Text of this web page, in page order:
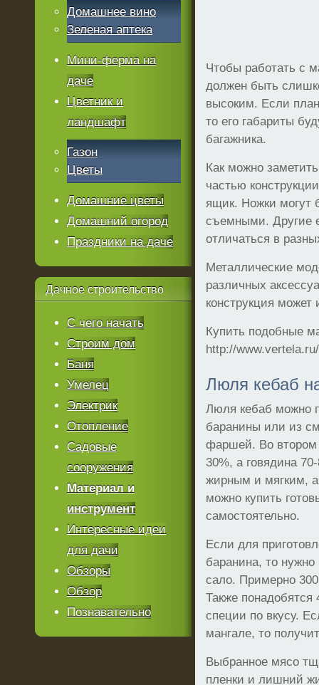
Чтобы работать с
должен быть
высоким. Если
то его габариты
багажника.
Как можно
частью
ящик. Ножки могут
съемными. Другие
отличаться в
Металлические
различных
конструкция
Купить подобные
http://
Люля кебаб
Люля кебаб можно
баранины или из
фаршей. Во втором
30%, а говядина
жирным и мягким,
можно купить
самостоятельно.
Если для
баранина, то
сало. Примерно
Также понадобятся
специи по вкусу.
мангале, то
Выбранное мясо
пленки и лишний
Домашнее вино
Зеленая аптека
Мини-ферма на
даче
Цветник и
ландшафт
Газон
Цветы
Домашние цветы
Домашний огород
Праздники на даче
Дачное строительство
С чего начать
Строим дом
Баня
Умелец
Электрик
Отопление
Садовые
сооружения
Материал и
инструмент
Интересные идеи
для дачи
Обзоры
Обзор
Познавательно